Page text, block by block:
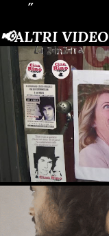
📢ALTRI VIDEO